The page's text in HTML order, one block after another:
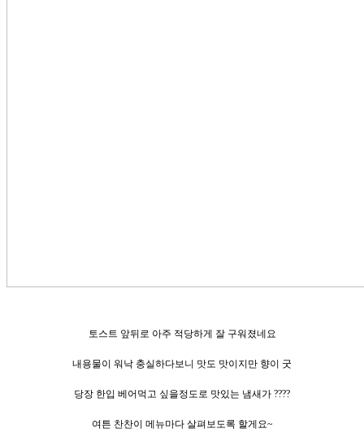
토스트 앞뒤로 아주 적당하게 잘 구워졌네요
내용물이 워낙 충실하다보니 맛도 맛이지만 향이 굿
당장 한입 베어먹고 싶을정도로 맛있는 냄새가 ????
여튼 찬찬이 메뉴마다 살펴보도록 할게요~